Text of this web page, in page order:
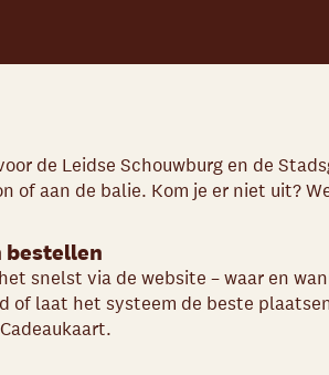
de Leidse Schouwburg en de
of aan de balie. Kom je er niet uit?
bestellen
snelst via de website – waar en
of laat het systeem de beste